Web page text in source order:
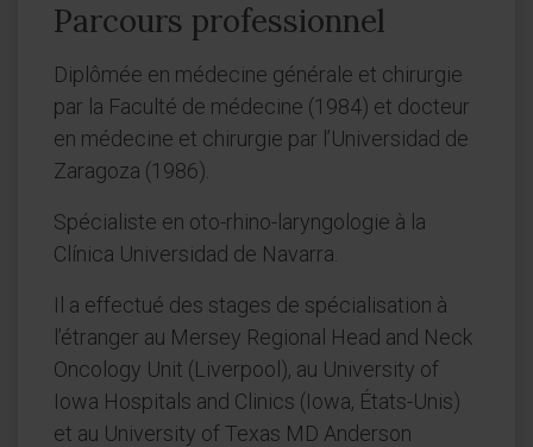
Parcours professionnel
Diplômée en médecine générale et chirurgie
par la Faculté de médecine (1984) et docteur
en médecine et chirurgie par l’Universidad de
Zaragoza (1986).
Spécialiste en oto-rhino-laryngologie à la
Clínica Universidad de Navarra.
Il a effectué des stages de spécialisation à
l’étranger au Mersey Regional Head and Neck
Oncology Unit (Liverpool), au University of
Iowa Hospitals and Clinics (Iowa, États-Unis)
et au University of Texas MD Anderson